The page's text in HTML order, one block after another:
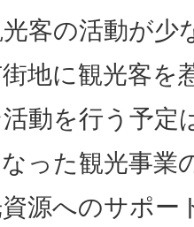
客の活動が少
地に観光客を
動を行う予定
った観光事業
源へのサポー